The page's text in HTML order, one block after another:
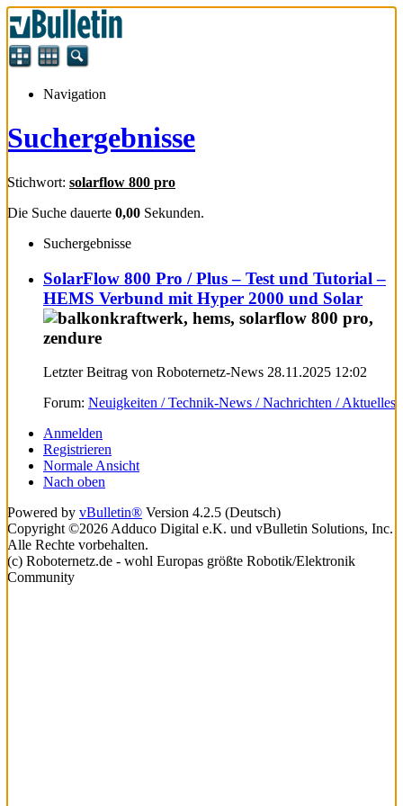
Navigation
Suchergebnisse
Stichwort: solarflow 800 pro
Die Suche dauerte 0,00 Sekunden.
Suchergebnisse
SolarFlow 800 Pro / Plus – Test und Tutorial –
HEMS Verbund mit Hyper 2000 und Solar
Letzter Beitrag von Roboternetz-News 28.11.2025 12:02
Forum: Neuigkeiten / Technik-News / Nachrichten / Aktuelles
Anmelden
Registrieren
Normale Ansicht
Nach oben
Powered by vBulletin® Version 4.2.5 (Deutsch)
Copyright ©2026 Adduco Digital e.K. und vBulletin Solutions, Inc.
Alle Rechte vorbehalten.
(c) Roboternetz.de - wohl Europas größte Robotik/Elektronik
Community